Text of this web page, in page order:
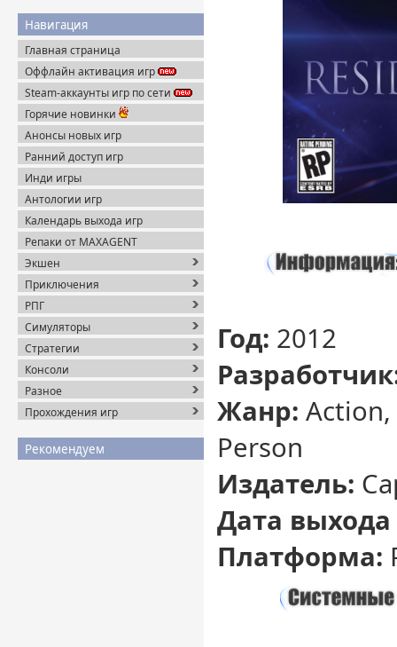
Навигация
Главная страница
Оффлайн активация игр
Steam-аккаунты игр по сети
Горячие новинки
Анонсы новых игр
Ранний доступ игр
Инди игры
Антологии игр
Календарь выхода игр
Репаки от MAXAGENT
Экшен
Приключения
РПГ
Симуляторы
Стратегии
Консоли
Разное
Прохождения игр
Рекомендуем
Год: 2012
Жанр: Action,
Person
Издатель:
Дата
Платформа: